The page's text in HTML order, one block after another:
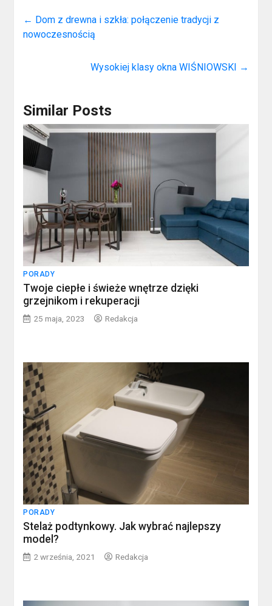
← Dom z drewna i szkła: połączenie tradycji z
nowoczesnością
Wysokiej klasy okna WIŚNIOWSKI →
Similar Posts
PORADY
Twoje ciepłe i świeże wnętrze dzięki
grzejnikom i rekuperacji
25 maja, 2023 Redakcja
PORADY
Stelaż podtynkowy. Jak wybrać najlepszy
model?
2 września, 2021 Redakcja